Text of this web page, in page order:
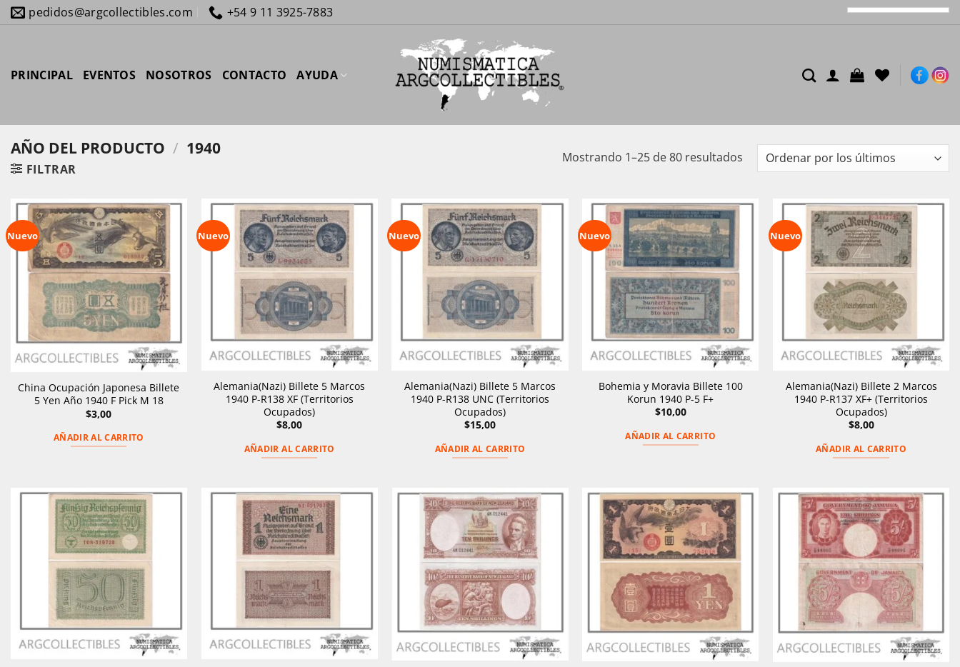
Saltar
al
pedidos@argcollectibles.com +54 9 11 3925-7883
PRINCIPAL EVENTOS NOSOTROS CONTACTO AYUDA
AÑO DEL PRODUCTO / 1940
FILTRAR
Mostrando 1–25 de 80 resultadosOrdenado
por
últimos
Nuevo
China Ocupación Japonesa Billete
5 Yen Año 1940 F Pick M 18
$3,00
AÑADIR AL CARRITO
Nuevo
Alemania(Nazi) Billete 5 Marcos
1940 P-R138 XF (Territorios
Ocupados)
$8,00
AÑADIR AL CARRITO
Nuevo
Alemania(Nazi) Billete 5 Marcos
1940 P-R138 UNC (Territorios
Ocupados)
$15,00
AÑADIR AL CARRITO
Nuevo
Bohemia y Moravia Billete 100
Korun 1940 P-5 F+
$10,00
AÑADIR AL CARRITO
Nuevo
Alemania(Nazi) Billete 2 Marcos
1940 P-R137 XF+ (Territorios
Ocupados)
$8,00
AÑADIR AL CARRITO